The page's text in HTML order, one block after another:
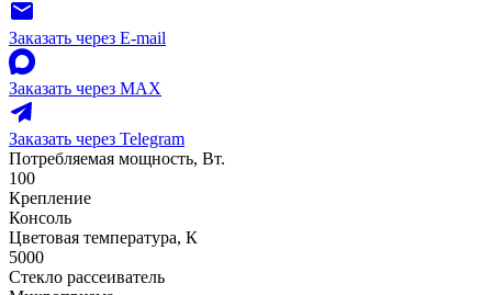
Заказать через E-mail
Заказать через MAX
Заказать через Telegram
Потребляемая мощность, Вт.
100
Крепление
Консоль
Цветовая температура, К
5000
Стекло рассеиватель